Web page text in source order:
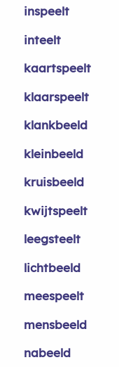
inspeelt
inteelt
kaartspeelt
klaarspeelt
klankbeeld
kleinbeeld
kruisbeeld
kwijtspeelt
leegsteelt
lichtbeeld
meespeelt
mensbeeld
nabeeld